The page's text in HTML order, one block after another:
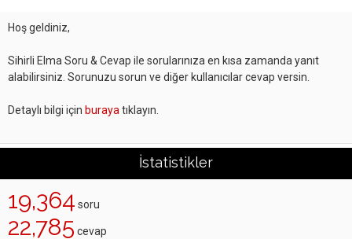
Hoş geldiniz,
Sihirli Elma Soru & Cevap ile sorularınıza en kısa zamanda yanıt
alabilirsiniz. Sorunuzu sorun ve diğer kullanıcılar cevap versin.
Detaylı bilgi için buraya tıklayın.
İstatistikler
19,364 soru
22,785 cevap